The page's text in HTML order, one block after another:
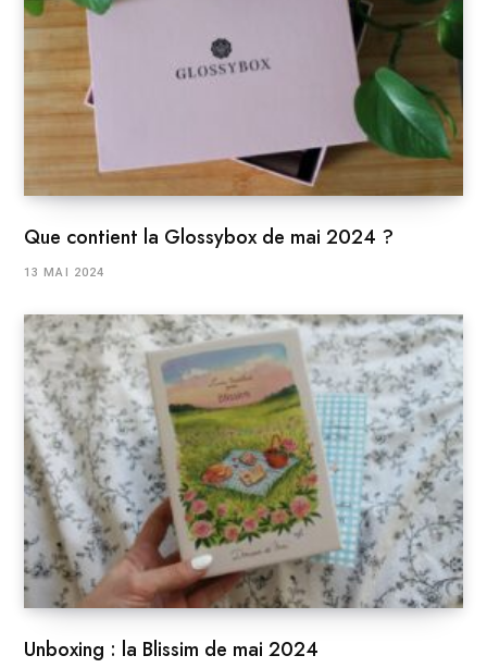
Que contient la Glossybox de mai 2024 ?
13 MAI 2024
Unboxing : la Blissim de mai 2024